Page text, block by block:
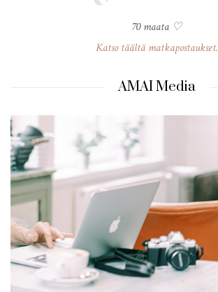
70 maata ♡
Katso täältä matkapostaukset.
AMAI Media